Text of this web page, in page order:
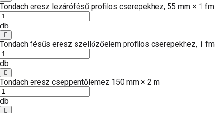
Tondach eresz lezárófésű profilos cserepekhez, 55 mm × 1 fm
db
Tondach fésűs eresz szellőzőelem profilos cserepekhez, 1 fm
db
Tondach eresz cseppentőlemez 150 mm × 2 m
db